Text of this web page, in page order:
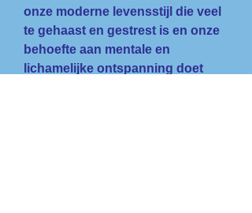
onze moderne levensstijl die veel
te gehaast en gestrest is en onze
behoefte aan mentale en
lichamelijke ontspanning doet